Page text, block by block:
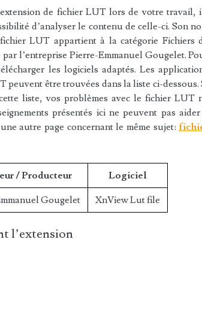
de fichier LUT lors de votre travail,
d’analyser le contenu de celle-ci. Son
LUT appartient à la catégorie Fichiers
l’entreprise Pierre-Emmanuel Gougelet.
les logiciels adaptés. Les
peuvent être trouvées dans la liste ci-dessous.
liste, vos problèmes avec le fichier LUT
présentés ici ne peuvent pas
autre page concernant le même sujet:
/ Producteur Logiciel
Gougelet XnView Lut file
l’extension